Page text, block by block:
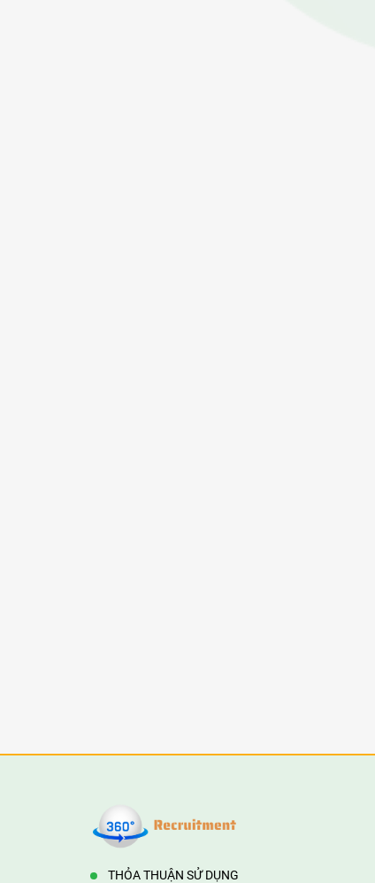
THỎA THUẬN SỬ DỤNG